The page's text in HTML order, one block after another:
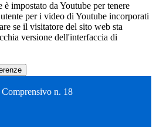
è impostato da Youtube per tenere
per i video di Youtube incorporati
se il visitatore del sito web sta
versione dell'interfaccia di
n. 18